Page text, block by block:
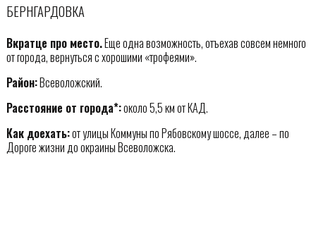
БЕРНГАРДОВКА
Вкратце про место.Еще одна возможность, отъехав совсем немного
от города, вернуться с хорошими «трофеями».
Район:Всеволожский.
Расстояние от города*:около 5,5 км от КАД.
Как доехать:от улицы Коммуны по Рябовскому шоссе, далее – по
Дороге жизни до окраины Всеволожска.